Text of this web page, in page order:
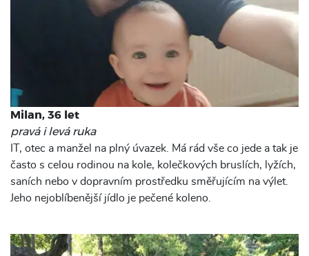
Milan, 36 let
pravá i levá ruka
IT, otec a manžel na plný úvazek. Má rád vše co jede a tak je
často s celou rodinou na kole, kolečkových bruslích, lyžích,
saních nebo v dopravním prostředku směřujícím na výlet.
Jeho nejoblíbenější jídlo je pečené koleno.